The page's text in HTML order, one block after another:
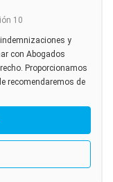
10
y
con Abogados
Proporcionamos
recomendaremos de